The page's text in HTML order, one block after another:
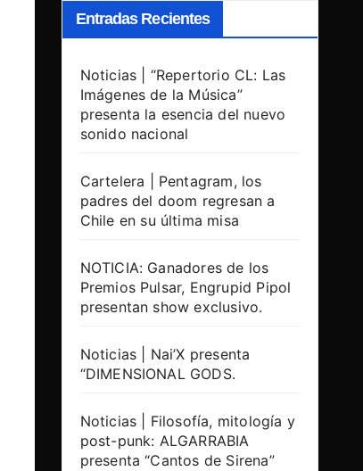
Entradas Recientes
Noticias | “Repertorio CL: Las
Imágenes de la Música”
presenta la esencia del nuevo
sonido nacional
Cartelera | Pentagram, los
padres del doom regresan a
Chile en su última misa
NOTICIA: Ganadores de los
Premios Pulsar, Engrupid Pipol
presentan show exclusivo.
Noticias | Nai’X presenta
“DIMENSIONAL GODS.
Noticias | Filosofía, mitología y
post-punk: ALGARRABIA
presenta “Cantos de Sirena”